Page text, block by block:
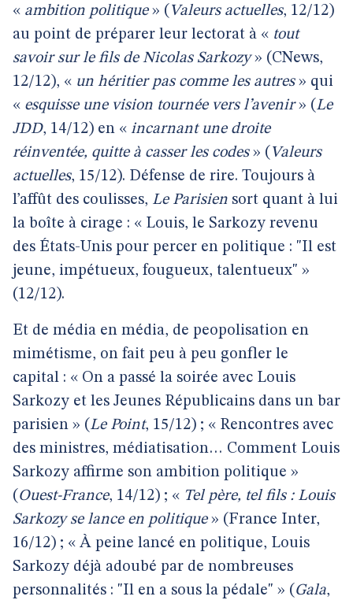
« ambition politique» ( Valeurs actuelles, 12/12)
au point de préparer leur lectorat à « tout
savoir sur le fils de Nicolas Sarkozy» (CNews,
12/12), « un héritier pas comme les autres» qui
« esquisse une vision tournée vers l’avenir» (Le
JDD, 14/12) en « incarnant une droite
réinventée, quitte à casser les codes» ( Valeurs
actuelles, 15/12). Défense de rire. Toujours à
l’affût des coulisses, Le Parisien sort quant à lui
la boîte à cirage : « Louis, le Sarkozy revenu
des États-Unis pour percer en politique : "Il est
jeune, impétueux, fougueux, talentueux" »
(12/12).
Et de média en média, de peopolisation en
mimétisme, on fait peu à peu gonfler le
capital : « On a passé la soirée avec Louis
Sarkozy et les Jeunes Républicains dans un bar
parisien » (Le Point, 15/12) ; « Rencontres avec
des ministres, médiatisation… Comment Louis
Sarkozy affirme son ambition politique »
( Ouest-France, 14/12) ; « Tel père, tel fils : Louis
Sarkozy se lance en politique» (France Inter,
16/12) ; « À peine lancé en politique, Louis
Sarkozy déjà adoubé par de nombreuses
personnalités : "Il en a sous la pédale" » ( Gala,